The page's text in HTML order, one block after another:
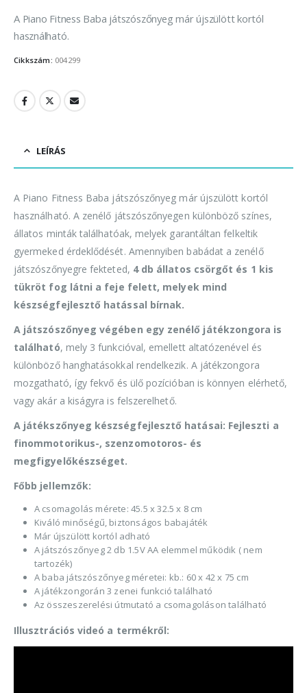
A Piano Fitness Baba játszószőnyeg már újszülött kortól
használható.
Cikkszám: 004299
LEÍRÁS
A Piano Fitness Baba játszószőnyeg már újszülött kortól
használható. A zenélő játszószőnyegen különböző színes,
állatos minták találhatóak, melyek garantáltan felkeltik
gyermeked érdeklődését. Amennyiben babádat a zenélő
játszószőnyegre fekteted, 4 db állatos csörgőt és 1 kis
tükröt fog látni a feje felett, melyek mind
készségfejlesztő hatással bírnak.
A játszószőnyeg végében egy zenélő játékzongora is
található, mely 3 funkcióval, emellett altatózenével és
különböző hanghatásokkal rendelkezik. A játékzongora
mozgatható, így fekvő és ülő pozícióban is könnyen elérhető,
vagy akár a kiságyra is felszerelhető.
A játékszőnyeg készségfejlesztő hatásai: Fejleszti a
finommotorikus-, szenzomotoros- és
megfigyelőkészséget.
Főbb jellemzők:
A csomagolás mérete: 45.5 x 32.5 x 8 cm
Kiváló minőségű, biztonságos babajáték
Már újszülött kortól adható
A játszószőnyeg 2 db 1.5V AA elemmel működik ( nem
tartozék)
A baba játszószőnyeg méretei: kb.: 60 x 42 x 75 cm
A játékzongorán 3 zenei funkció található
Az összeszerelési útmutató a csomagoláson található
Illusztrációs videó a termékről: